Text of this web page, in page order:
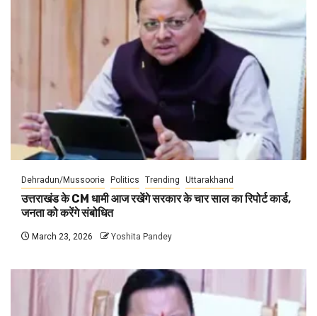
Dehradun/Mussoorie Politics Trending Uttarakhand
उत्तराखंड के CM धामी आज रखेंगे सरकार के चार साल का रिपोर्ट कार्ड,
जनता को करेंगे संबोधित
March 23, 2026 Yoshita Pandey